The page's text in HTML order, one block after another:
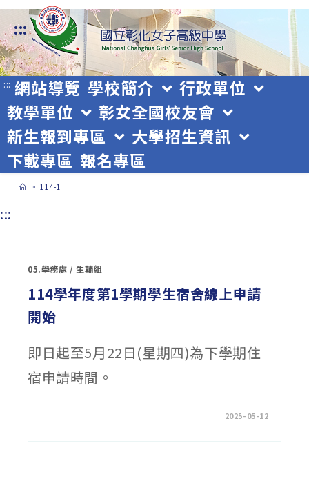
跳
轉
至
主
要
內
容
:::
::: 網站導覽 學校簡介
行政單位
教學單位
彰女全國校友會
新生報到專區
大學招生資訊
下載專區 報名專區
> 114-1
:::
05.學務處 /生輔組
114學年度第1學期學生宿舍線上申請
開始
即日起至5月22日(星期四)為下學期住
宿申請時間。
2025-05-12